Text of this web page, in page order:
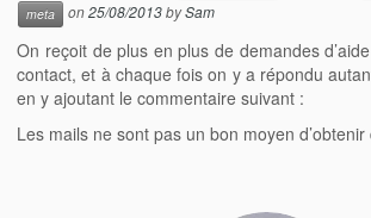
meta
on25/08/2013bySam
On reçoit de plus en plus de demandes
contact, et à chaque fois on y a répondu
en y ajoutant le commentaire suivant :
Les mails ne sont pas un bon moyen d’obtenir